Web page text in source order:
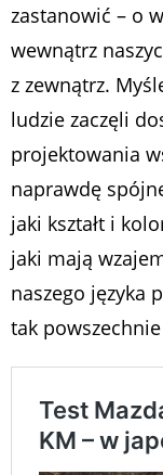
zastanowić – o
wewnątrz
z zewnątrz.
ludzie zaczęli
projektowania
naprawdę
jaki kształt i
jaki mają
naszego języka
tak